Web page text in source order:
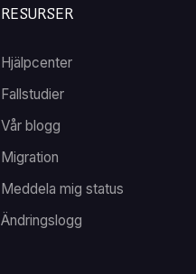
RESURSER
Hjälpcenter
Fallstudier
Vår blogg
Migration
Meddela mig status
Ändringslogg